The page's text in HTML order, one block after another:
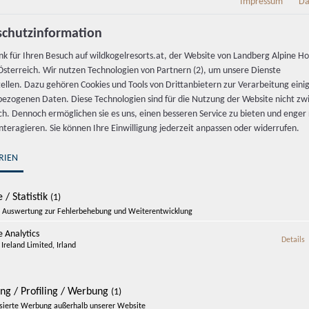
Land
für Ihren Besuch auf wildkogelresorts.at, der Website von Landberg Alpine
Wir nutzen Technologien von Partnern (2), um unsere Dienste
Dazu gehören Cookies und Tools von Drittanbietern zur Verarbeitung
Daten. Diese Technologien sind für die Nutzung der Website nicht
Dennoch ermöglichen sie es uns, einen besseren Service zu bieten und
Sie können Ihre Einwilligung jederzeit anpassen oder widerrufen.
/ Statistik (1)
Auswertung zur Fehlerbehebung und Weiterentwicklung
Analytics
Ireland Limited, Irland
Details
/ Profiling / Werbung (1)
Werbung außerhalb unserer Website